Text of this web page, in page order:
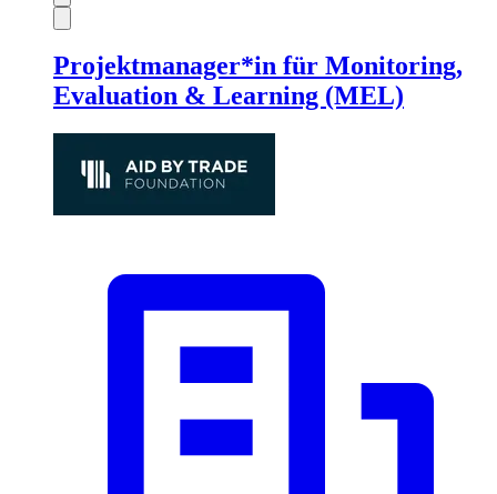
Projektmanager*in für Monitoring,
Evaluation & Learning (MEL)